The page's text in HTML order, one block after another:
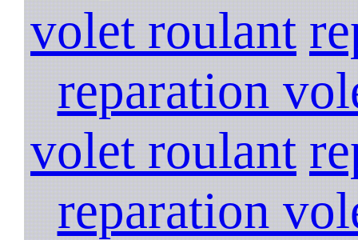
volet roulant
reparation
volet roulant
reparation